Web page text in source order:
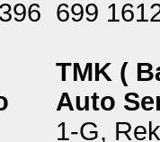
699
TMK (
Auto
1-G,